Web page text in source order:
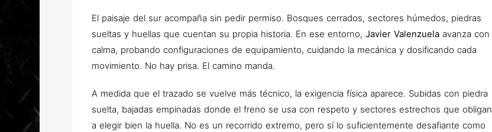
El paisaje del sur acompaña sin pedir permiso. Bosques cerrados, sectores húmedos, piedras
sueltas y huellas que cuentan su propia historia. En ese entorno,Javier Valenzuela avanza con
calma, probando configuraciones de equipamiento, cuidando la mecánica y dosificando cada
movimiento. No hay prisa. El camino manda.
A medida que el trazado se vuelve más técnico, la exigencia física aparece. Subidas con piedra
suelta, bajadas empinadas donde el freno se usa con respeto y sectores estrechos que obligan
a elegir bien la huella. No es un recorrido extremo, pero sí lo suficientemente desafiante como